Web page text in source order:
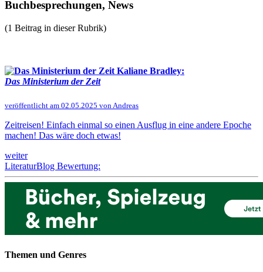
Buchbesprechungen, News
(1 Beitrag in dieser Rubrik)
Kaliane Bradley:
Das Ministerium der Zeit
veröffentlicht am 02.05.2025 von Andreas
Zeitreisen! Einfach einmal so einen Ausflug in eine andere Epoche
machen! Das wäre doch etwas!
weiter
LiteraturBlog Bewertung:
Themen und Genres